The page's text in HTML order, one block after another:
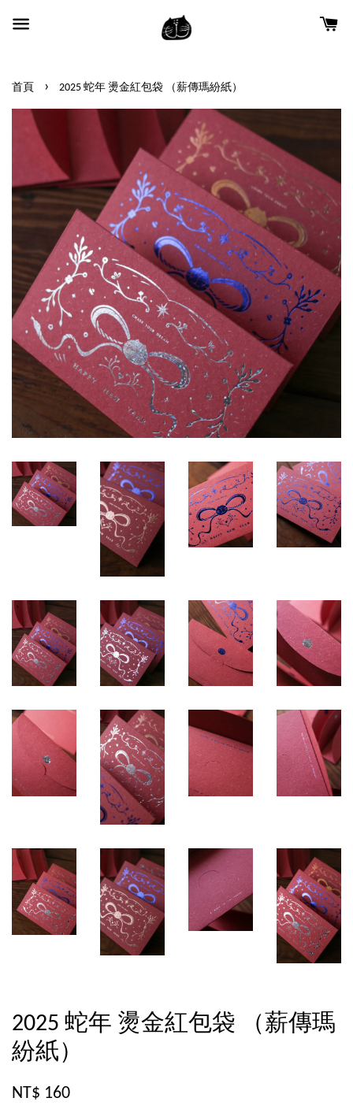
首頁 › 2025 蛇年 燙金紅包袋 （薪傳瑪紛紙）
2025 蛇年 燙金紅包袋 （薪傳瑪
紛紙）
NT$ 160